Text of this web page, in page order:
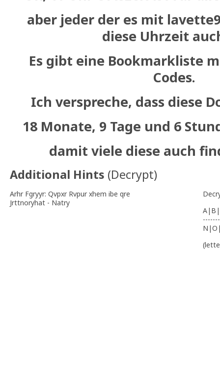
aber jeder der es mit
diese Uhrzeit
Es gibt eine Bookmarkliste
Codes.
Ich verspreche, dass diese
18 Monate, 9 Tage und 6
damit viele diese auch
Additional Hints (Decrypt)
Arhr Fgryyr: Qvpxr Rvpur xhem ibe qre
Jrttnoryhat - Natry